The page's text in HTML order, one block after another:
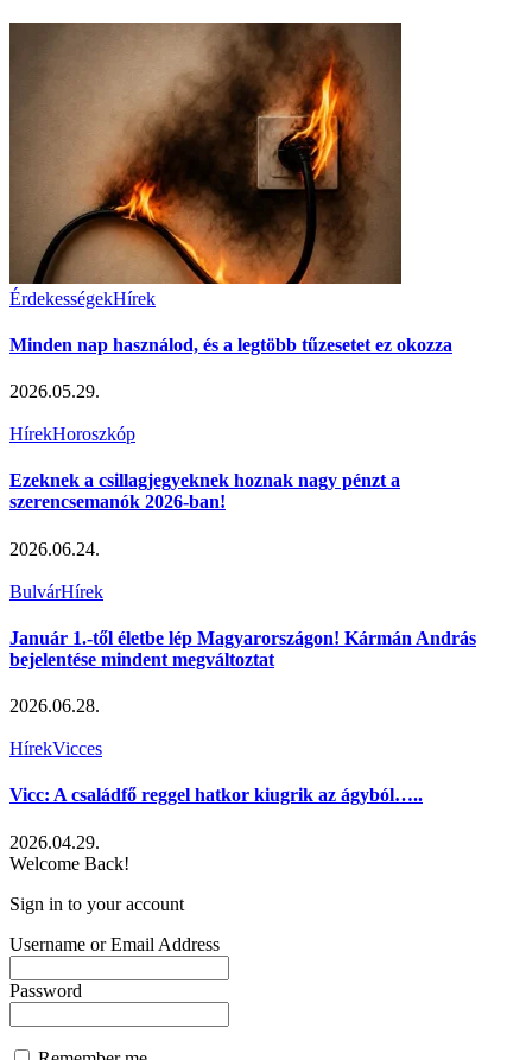
ÉrdekességekHírek
Minden nap használod, és a legtöbb tűzesetet ez okozza
2026.05.29.
HírekHoroszkóp
Ezeknek a csillagjegyeknek hoznak nagy pénzt a
szerencsemanók 2026-ban!
2026.06.24.
BulvárHírek
Január 1.-től életbe lép Magyarországon! Kármán András
bejelentése mindent megváltoztat
2026.06.28.
HírekVicces
Vicc: A családfő reggel hatkor kiugrik az ágyból…..
2026.04.29.
Welcome Back!
Sign in to your account
Username or Email Address
Password